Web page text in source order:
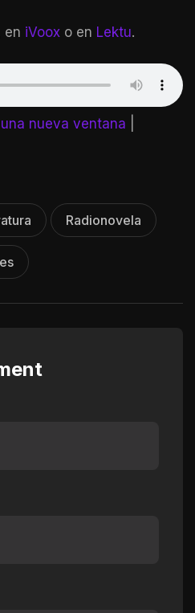
en iVoox o en Lektu.
nueva ventana
Radionovela